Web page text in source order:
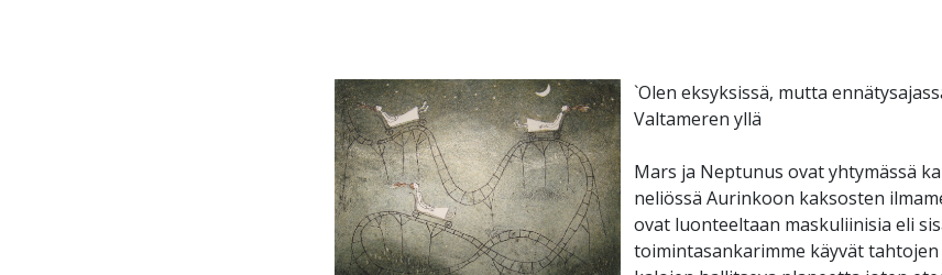
`Olen eksyksissä, mutta
Valtameren yllä
Mars ja Neptunus ovat yhtymässä
neliössä Aurinkoon kaksosten
ovat luonteeltaan maskuliinisia eli
toimintasankarimme käyvät